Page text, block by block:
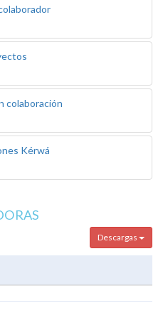
colaboración
Kérwá
Descargas